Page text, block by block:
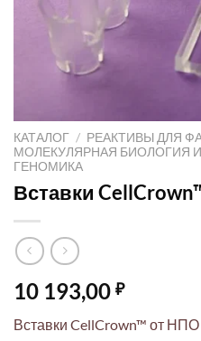
КАТАЛОГ / РЕАКТИВЫ ДЛЯ
МОЛЕКУЛЯРНАЯ БИОЛОГИЯ
ГЕНОМИКА
Вставки
10 193,00 ₽
Вставки CellCrown™ от